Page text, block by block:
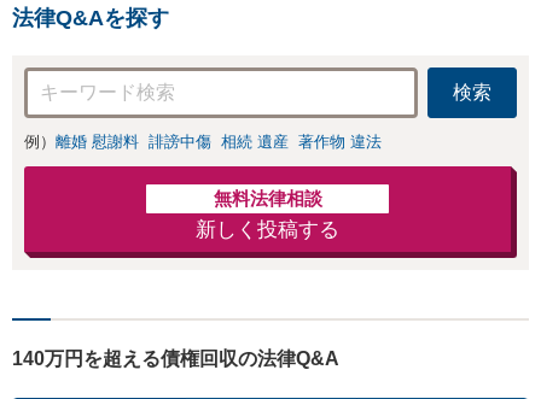
法律Q&Aを探す
検索
例） 離婚 慰謝料 誹謗中傷 相続 遺産 著作物 違法
無料法律相談
新しく投稿する
140万円を超える債権回収の法律Q&A